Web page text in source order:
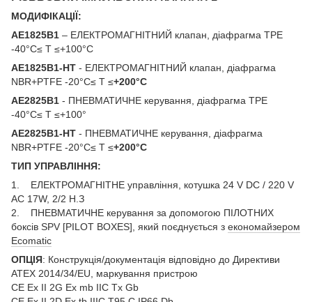
МОДИФІКАЦІЇ:
AE1825B1 – ЕЛЕКТРОМАГНІТНИЙ клапан, діафрагма TPE
-40°C≤ T ≤+100°C
AE1825B1-HT - ЕЛЕКТРОМАГНІТНИЙ клапан, діафрагма
NBR+PTFE -20°C≤ T ≤+200°C
AE2825B1 - ПНЕВМАТИЧНЕ керування, діафрагма TPE
-40°C≤ T ≤+100°
AE2825B1-HT - ПНЕВМАТИЧНЕ керування, діафрагма
NBR+PTFE -20°C≤ T ≤+200°C
ТИП УПРАВЛІННЯ:
1. ЕЛЕКТРОМАГНІТНЕ управління, котушка 24 V DC / 220 V
AC 17W, 2/2 Н.З
2. ПНЕВМАТИЧНЕ керування за допомогою ПІЛОТНИХ
боксів SPV [PILOT BOXES], який поєднується з економайзером
Ecomatic
ОПЦІЯ: Конструкція/документація відповідно до Директиви
ATEX 2014/34/EU, маркування пристрою
CE Ex II 2G Ex mb IIC Tx Gb